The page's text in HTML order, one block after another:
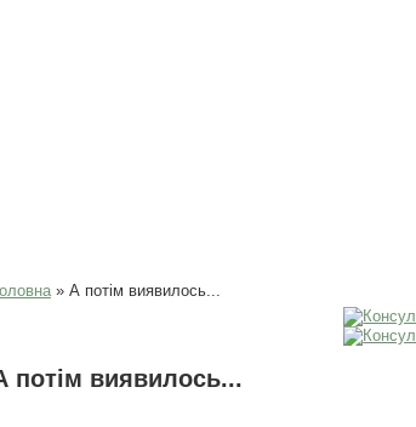
є тут
» А потім виявилось...
потім виявилось...